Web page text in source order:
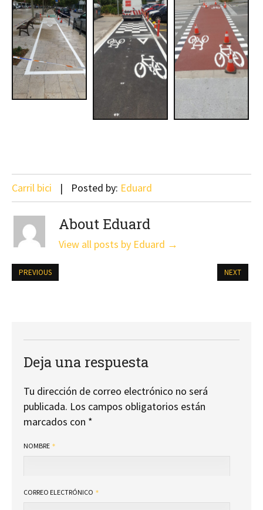
Carril bici Posted by: Eduard
About Eduard
View all posts by Eduard →
PREVIOUS NEXT
Deja una respuesta
Tu dirección de correo electrónico no será
publicada. Los campos obligatorios están
marcados con *
NOMBRE
CORREO ELECTRÓNICO